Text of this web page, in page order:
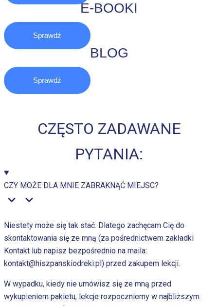
E-BOOKI
Sprawdź
BLOG
Sprawdź
CZĘSTO ZADAWANE
PYTANIA:
CZY MOŻE DLA MNIE ZABRAKNĄĆ MIEJSC?
Niestety może się tak stać. Dlatego zachęcam Cię do
skontaktowania się ze mną (za pośrednictwem zakładki
Kontakt lub napisz bezpośrednio na maila:
kontakt@hiszpanskiodreki.pl) przed zakupem lekcji.
W wypadku, kiedy nie umówisz się ze mną przed
wykupieniem pakietu, lekcje rozpoczniemy w najbliższym